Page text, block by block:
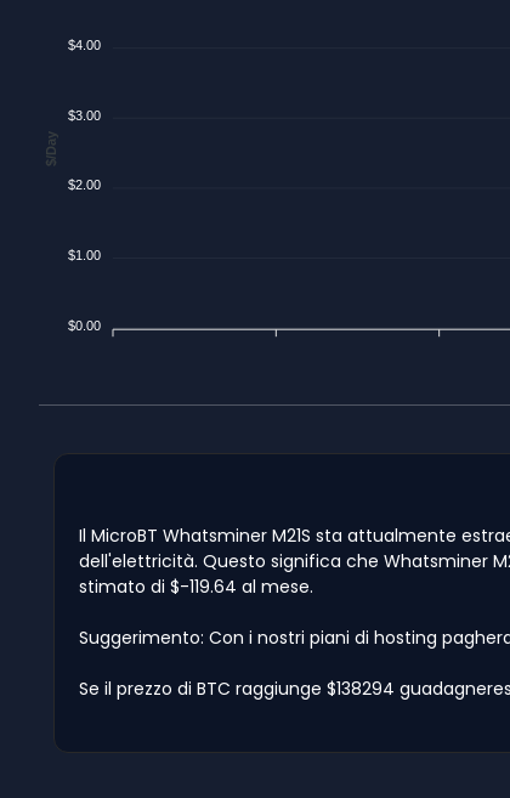
$4.00
$3.00
$2.00
$1.00
$0.00
$/Day
Il MicroBT Whatsminer M21S sta attualmente
dell'elettricità. Questo significa che Whatsminer
stimato di $-119.64 al mese.
Suggerimento: Con i nostri piani di hosting
Se il prezzo di BTC raggiunge $138294